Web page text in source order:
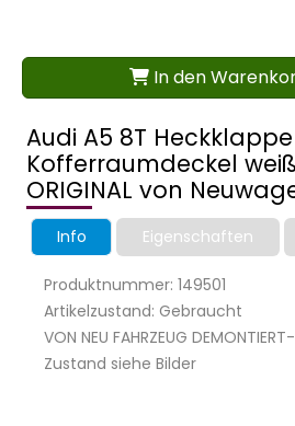
Audi A5 8T Heckklappe
Kofferraumdeckel
ORIGINAL von
Info Eigenschaften
Produktnummer: 149501
Artikelzustand: Gebraucht
VON NEU FAHRZEUG
Zustand siehe Bilder
In den